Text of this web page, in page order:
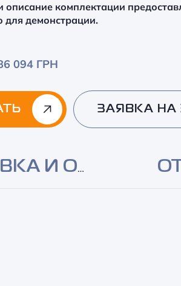
описание комплектации
для демонстрации.
094 ГРН
ЗАЯВКА НА
И ОПЛАТА